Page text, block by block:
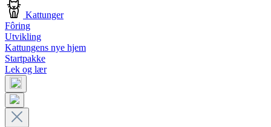
Kattunger
Fôring
Utvikling
Kattungens nye hjem
Startpakke
Lek og lær